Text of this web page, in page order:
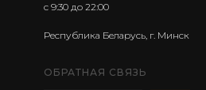
с 9:30 до 22:00
Республика Беларусь, г. Минск
ОБРАТНАЯ СВЯЗЬ